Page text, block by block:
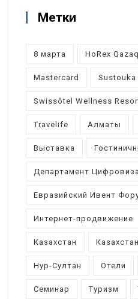
Метки
8 марта HoRex
Mastercard Sustouka
Swissôtel Wellness
Travelife Алматы
Выставка
Департамент
Евразийский Ивент
Интернет-продвижение
Казахстан
Нур-Султан Отели
Семинар Туризм